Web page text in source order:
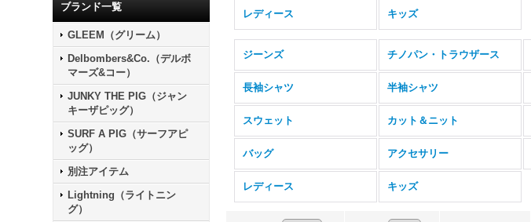
ブランド一覧
GLEEM（グリーム）
Delbombers&Co.（デルボ
マーズ&コー）
JUNKY THE PIG（ジャン
キーザピッグ）
SURF A PIG（サーフアピ
ッグ）
別注アイテム
Lightning（ライトニン
グ）
レディース キッズ
ジーンズ チノパン・トラウザース
長袖シャツ 半袖シャツ
スウェット カット＆ニット
バッグ アクセサリー
レディース キッズ